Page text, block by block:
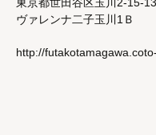
ヴァレンナ二子玉川1Ｂ
http://